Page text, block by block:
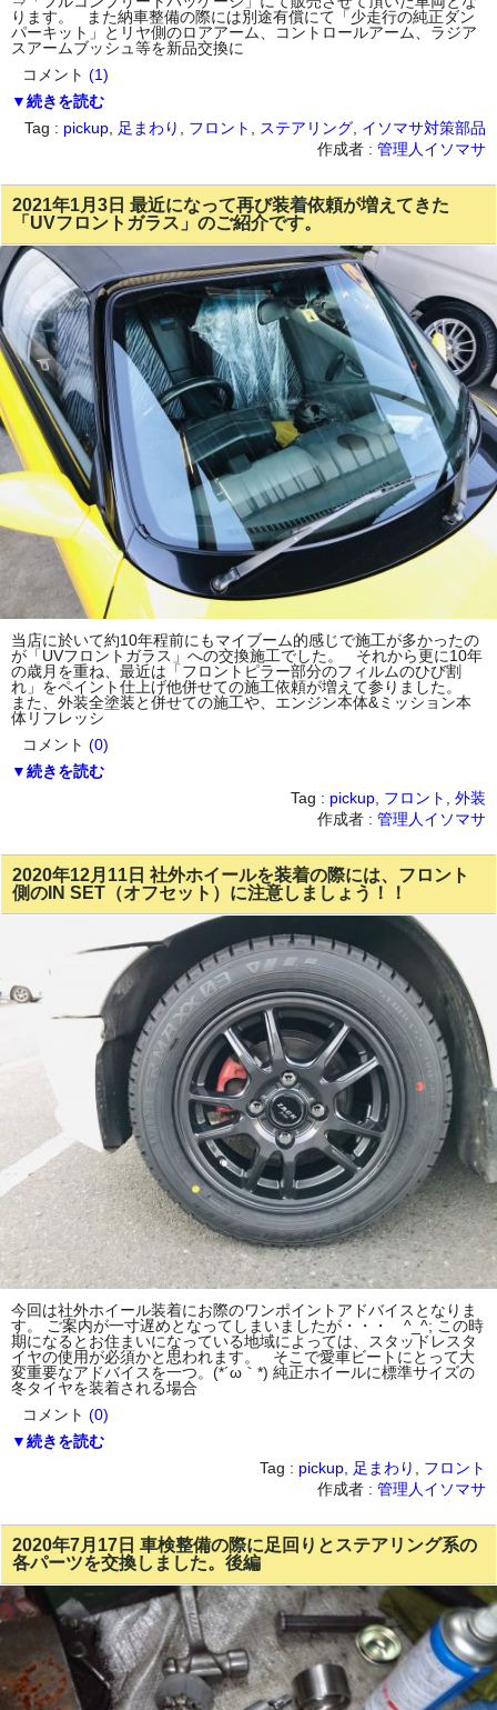
ります。 また納車整備の際には別途有償にて「少走行の純正ダン
パーキット」とリヤ側のロアアーム、コントロールアーム、ラジア
スアームブッシュ等を新品交換に
コメント (1)
▼続きを読む
Tag : pickup 足まわり フロント ステアリング イソマサ対策部品
作成者 : 管理人イソマサ
2021年1月3日 最近になって再び装着依頼が増えてきた
「UVフロントガラス」のご紹介です。
当店に於いて約10年程前にもマイブーム的感じで施工が多かったの
が「UVフロントガラス」への交換施工でした。 それから更に10年
の歳月を重ね、最近は「フロントピラー部分のフィルムのひび割
れ」をペイント仕上げ他併せての施工依頼が増えて参りました。
また、外装全塗装と併せての施工や、エンジン本体&ミッション本
体リフレッシ
コメント (0)
▼続きを読む
Tag : pickup フロント
外装
作成者 : 管理人イソマサ
2020年12月11日 社外ホイールを装着の際には、フロント
側のIN SET（オフセット）に注意しましょう！！
今回は社外ホイール装着にお際のワンポイントアドバイスとなりま
す。 ご案内が一寸遅めとなってしまいましたが・・・ ^_^; この時
期になるとお住まいになっている地域によっては、スタッドレスタ
イヤの使用が必須かと思われます。 そこで愛車ビートにとって大
変重要なアドバイスを一つ。(*´ω｀*) 純正ホイールに標準サイズの
冬タイヤを装着される場合
コメント (0)
▼続きを読む
Tag : pickup 足まわり
フロント
作成者 : 管理人イソマサ
2020年7月17日 車検整備の際に足回りとステアリング系の
各パーツを交換しました。後編